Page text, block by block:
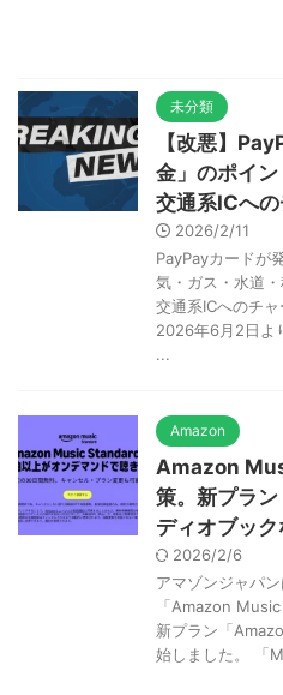
未分類
【改悪】
金」のポイン
交通系ICへの
2026/2/11
PayPayカードが
気・ガス・水道
交通系ICへのチ
2026年6月2日よ
...
Amazon
Amazon
策。新プラ
ディオブック
2026/2/6
アマゾンジャパ
「Amazon
新プラン「
始しました。 「